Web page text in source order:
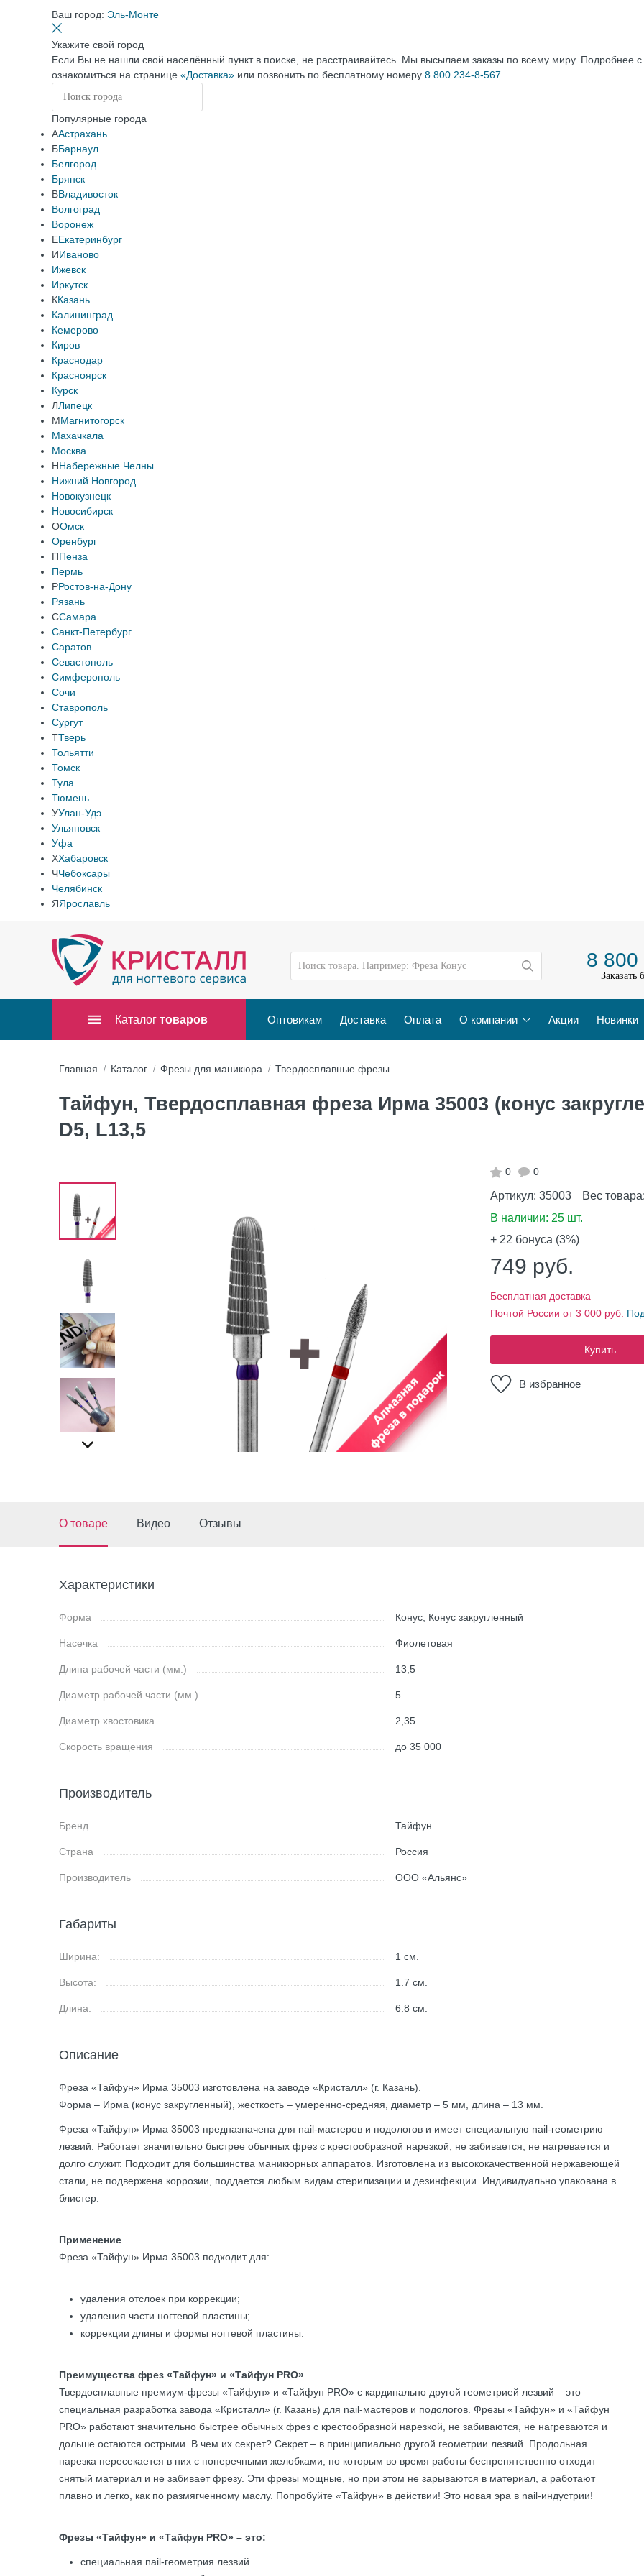
Ваш город: Эль-Монте
Укажите свой город
Если Вы не нашли свой населённый пункт в поиске, не расстраивайтесь. Мы высылаем заказы по всему миру. Подробнее
ознакомиться на странице «Доставка» или позвонить по бесплатному номеру 8 800 234-8-567
Популярные города
ААстрахань
ББарнаул
Белгород
Брянск
ВВладивосток
Волгоград
Воронеж
ЕЕкатеринбург
ИИваново
Ижевск
Иркутск
ККазань
Калининград
Кемерово
Киров
Краснодар
Красноярск
Курск
ЛЛипецк
ММагнитогорск
Махачкала
Москва
ННабережные Челны
Нижний Новгород
Новокузнецк
Новосибирск
ООмск
Оренбург
ППенза
Пермь
РРостов-на-Дону
Рязань
ССамара
Санкт-Петербург
Саратов
Севастополь
Симферополь
Сочи
Ставрополь
Сургут
ТТверь
Тольятти
Томск
Тула
Тюмень
УУлан-Удэ
Ульяновск
Уфа
ХХабаровск
ЧЧебоксары
Челябинск
ЯЯрославль
8 800
Заказать
Каталог товаров Оптовикам Доставка Оплата О компании Акции Новинки
Главная Каталог Фрезы для маникюра Твердосплавные фрезы
Тайфун, Твердосплавная фреза Ирма 35003 (конус
D5, L13,5
0 0
Артикул: 35003 Вес товара:
В наличии: 25 шт.
+ 22 бонуса (3%)
749 руб.
Бесплатная доставка
Почтой России от 3 000 руб.
Купить
В избранное
О товаре Видео Отзывы
Характеристики
Форма Конус, Конус закругленный
Насечка Фиолетовая
Длина рабочей части (мм.) 13,5
Диаметр рабочей части (мм.) 5
Диаметр хвостовика 2,35
Скорость вращения до 35 000
Производитель
Бренд Тайфун
Страна Россия
Производитель ООО «Альянс»
Габариты
Ширина: 1 см.
Высота: 1.7 см.
Длина: 6.8 см.
Описание
Фреза «Тайфун» Ирма 35003 изготовлена на заводе «Кристалл» (г. Казань).
Форма – Ирма (конус закругленный), жесткость – умеренно-средняя, диаметр – 5 мм, длина – 13 мм.
Фреза «Тайфун» Ирма 35003 предназначена для nail-мастеров и подологов и имеет специальную nail-геометрию
лезвий. Работает значительно быстрее обычных фрез с крестообразной нарезкой, не забивается, не нагревается и
долго служит. Подходит для большинства маникюрных аппаратов. Изготовлена из высококачественной нержавеющей
стали, не подвержена коррозии, поддается любым видам стерилизации и дезинфекции. Индивидуально упакована в
блистер.
Применение
Фреза «Тайфун» Ирма 35003 подходит для:
удаления отслоек при коррекции;
удаления части ногтевой пластины;
коррекции длины и формы ногтевой пластины.
Преимущества фрез «Тайфун» и «Тайфун PRO»
Твердосплавные премиум-фрезы «Тайфун» и «Тайфун PRO» с кардинально другой геометрией лезвий – это
специальная разработка завода «Кристалл» (г. Казань) для nail-мастеров и подологов. Фрезы «Тайфун» и «Тайфун
PRO» работают значительно быстрее обычных фрез с крестообразной нарезкой, не забиваются, не нагреваются и
дольше остаются острыми. В чем их секрет? Секрет – в принципиально другой геометрии лезвий. Продольная
нарезка пересекается в них с поперечными желобками, по которым во время работы беспрепятственно отходит
снятый материал и не забивает фрезу. Эти фрезы мощные, но при этом не зарываются в материал, а работают
плавно и легко, как по размягченному маслу. Попробуйте «Тайфун» в действии! Это новая эра в nail-индустрии!
Фрезы «Тайфун» и «Тайфун PRO» – это:
специальная nail-геометрия лезвий